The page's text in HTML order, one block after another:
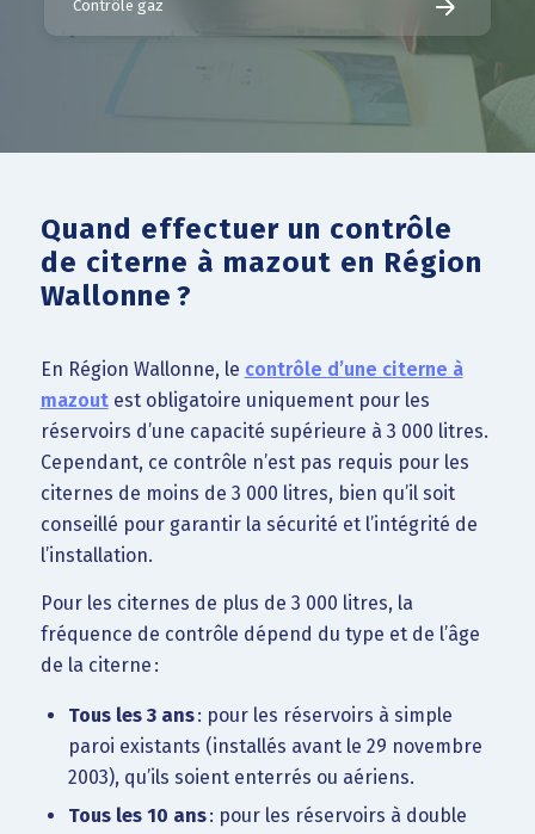
Contrôle gaz
Quand effectuer un contrôle
de citerne à mazout en Région
Wallonne ?
En Région Wallonne, le contrôle d’une citerne à
mazoutest obligatoire uniquement pour les
réservoirs d’une capacité supérieure à 3 000 litres.
Cependant, ce contrôle n’est pas requis pour les
citernes de moins de 3 000 litres, bien qu’il soit
conseillé pour garantir la sécurité et l’intégrité de
l’installation.
Pour les citernes de plus de 3 000 litres, la
fréquence de contrôle dépend du type et de l’âge
de la citerne :
Tous les 3 ans: pour les réservoirs à simple
paroi existants (installés avant le 29 novembre
2003), qu’ils soient enterrés ou aériens.
Tous les 10 ans: pour les réservoirs à double